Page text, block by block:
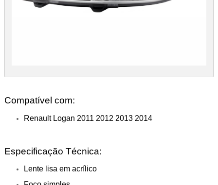
Compatível com:
Renault Logan 2011 2012 2013 2014
Especificação Técnica:
Lente lisa em acrílico